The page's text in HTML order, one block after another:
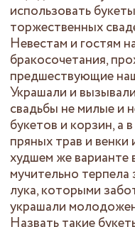
использовать
торжественных
Невестам и гостям
бракосочетания,
предшествующие
Украшали и
свадьбы не милые и
букетов и корзин, а
пряных трав и венки
худшем же варианте
мучительно терпела
лука, которыми
украшали
Назвать такие